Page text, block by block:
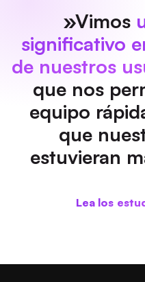
»Vimos
significativo
de nuestros
que nos
equipo
que
estuvieran
Lea los